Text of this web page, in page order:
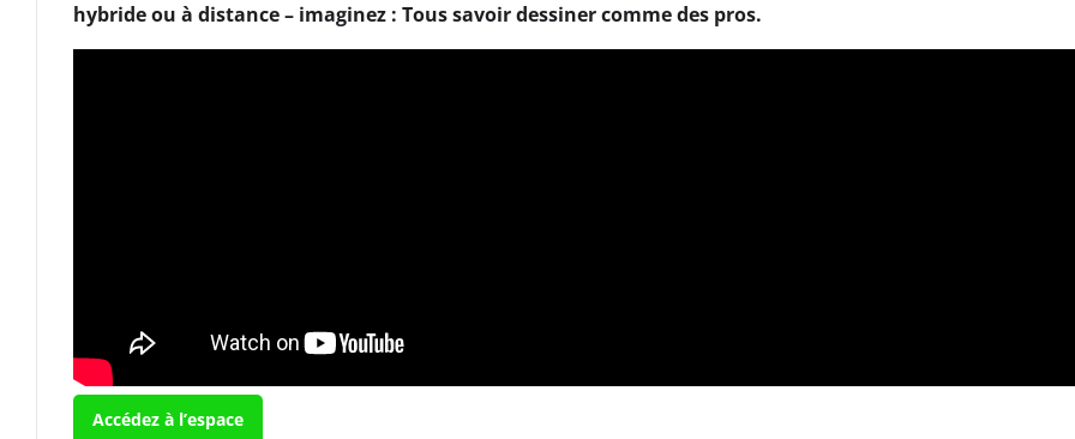
hybride ou à distance – imaginez : Tous savoir dessiner comme des pros.
Accédez à l’espace